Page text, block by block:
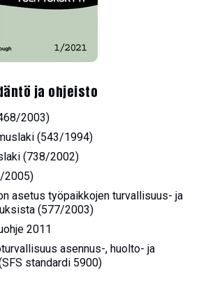
ja ohjeisto
2003)
(543/1994)
(738/2002)
2005)
asetus työpaikkojen turvallisuus- ja
(577/2003)
2011
asennus-, huolto- ja
standardi 5900)